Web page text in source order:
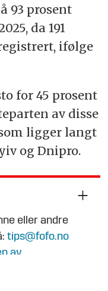
93 prosent
da 191
ifølge
for 45 prosent
av disse
ligger langt
og Dnipro.
eller andre
tips@fofo.no
av